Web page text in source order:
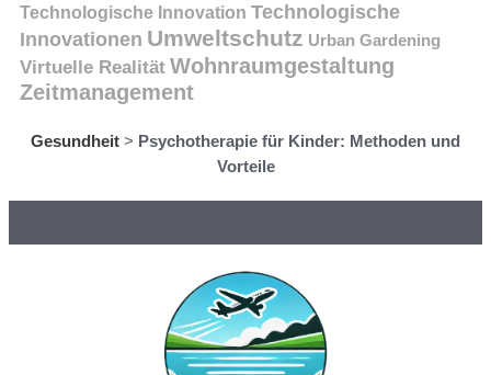
Technologische Innovation Technologische
Innovationen Umweltschutz Urban Gardening
Virtuelle Realität Wohnraumgestaltung
Zeitmanagement
Gesundheit > Psychotherapie für Kinder: Methoden und
Vorteile